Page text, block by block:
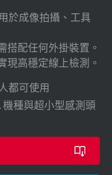
於成像拍攝、工具
搭配任何外掛裝置。
現高穩定線上檢測。
都可使用
機種與超小型感測頭